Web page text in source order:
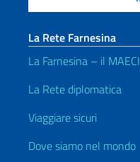
La Rete Farnesina
La Farnesina – il MAECI
La Rete diplomatica
Viaggiare sicuri
Dove siamo nel mondo